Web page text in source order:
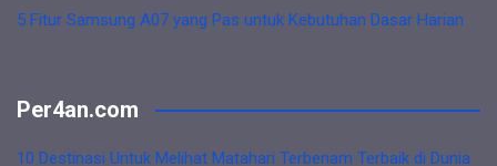
5 Fitur Samsung A07 yang Pas untuk Kebutuhan Dasar Harian
Per4an.com
10 Destinasi Untuk Melihat Matahari Terbenam Terbaik di Dunia